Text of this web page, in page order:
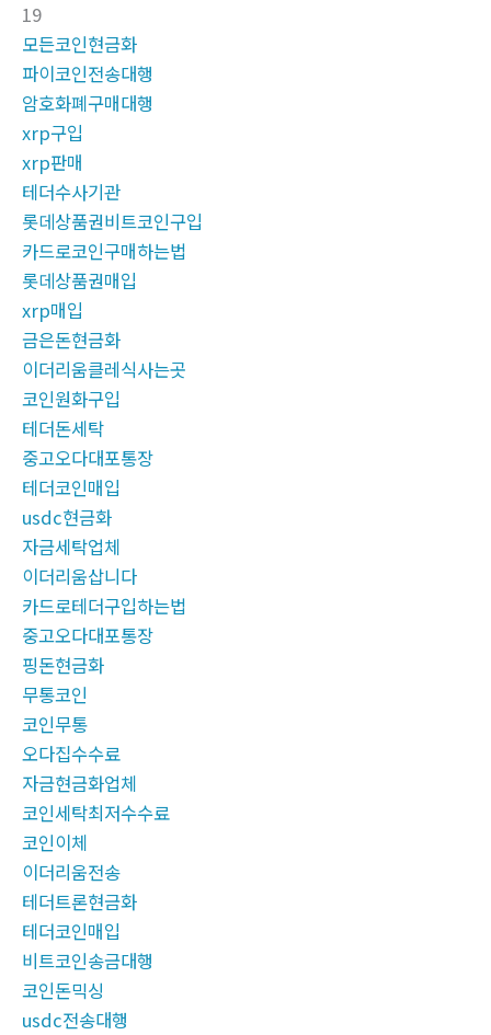
19
모든코인현금화
파이코인전송대행
암호화폐구매대행
xrp구입
xrp판매
테더수사기관
롯데상품권비트코인구입
카드로코인구매하는법
롯데상품권매입
xrp매입
금은돈현금화
이더리움클레식사는곳
코인원화구입
테더돈세탁
중고오다대포통장
테더코인매입
usdc현금화
자금세탁업체
이더리움삽니다
카드로테더구입하는법
중고오다대포통장
핑돈현금화
무통코인
코인무통
오다집수수료
자금현금화업체
코인세탁최저수수료
코인이체
이더리움전송
테더트론현금화
테더코인매입
비트코인송금대행
코인돈믹싱
usdc전송대행